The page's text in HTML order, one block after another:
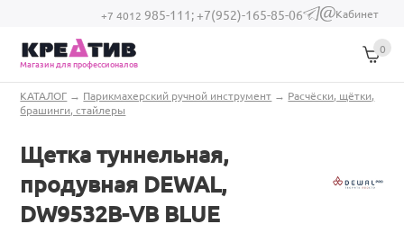
Перейти к основному содержанию
+7 4012 985-111;+7(952)-165-85-06
(link sends e-
Кабинет
Магазин для профессионалов
0
Вы здесь
КАТАЛОГ → Парикмахерский ручной инструмент → Расчёски, щётки,
брашинги, стайлеры
Щетка туннельная,
продувная DEWAL,
DW9532B-VB BLUE